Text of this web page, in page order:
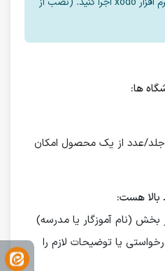
ها:
✅ صرفا در سفارشات بالای 5 جلد/عدد از یک محصول امکان
بالا هست:
(نام آموزگار یا مدرسه)
یا توضیحات لازم را